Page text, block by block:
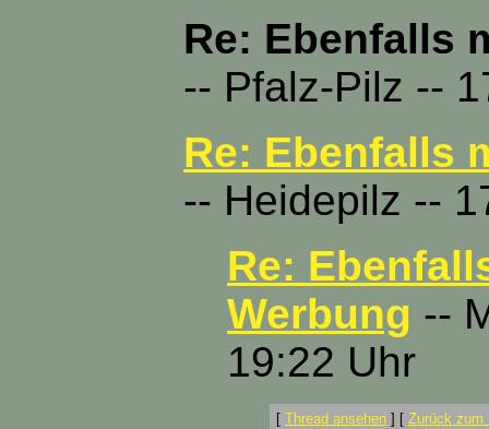
Re: Ebenfalls
-- Pfalz-Pilz --
Re: Ebenfalls
-- Heidepilz --
Re:
Werbung --
19:22 Uhr
[ Thread ansehen ] [ Zurück zum